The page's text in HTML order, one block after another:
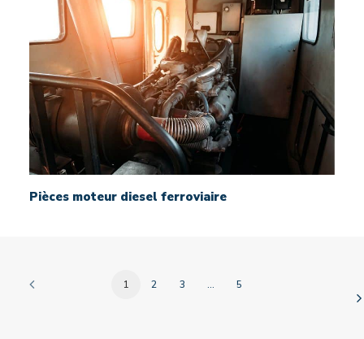
Pièces moteur diesel ferroviaire
1 2 3 … 5